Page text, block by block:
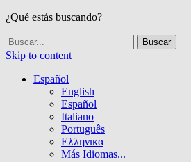
¿Qué estás buscando?
Skip to content
Español
English
Español
Italiano
Português
Ελληνικα
Más Idiomas...